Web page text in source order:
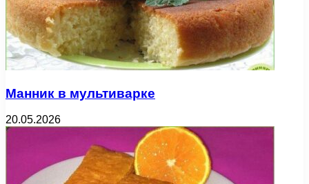
Манник в мультиварке
20.05.2026